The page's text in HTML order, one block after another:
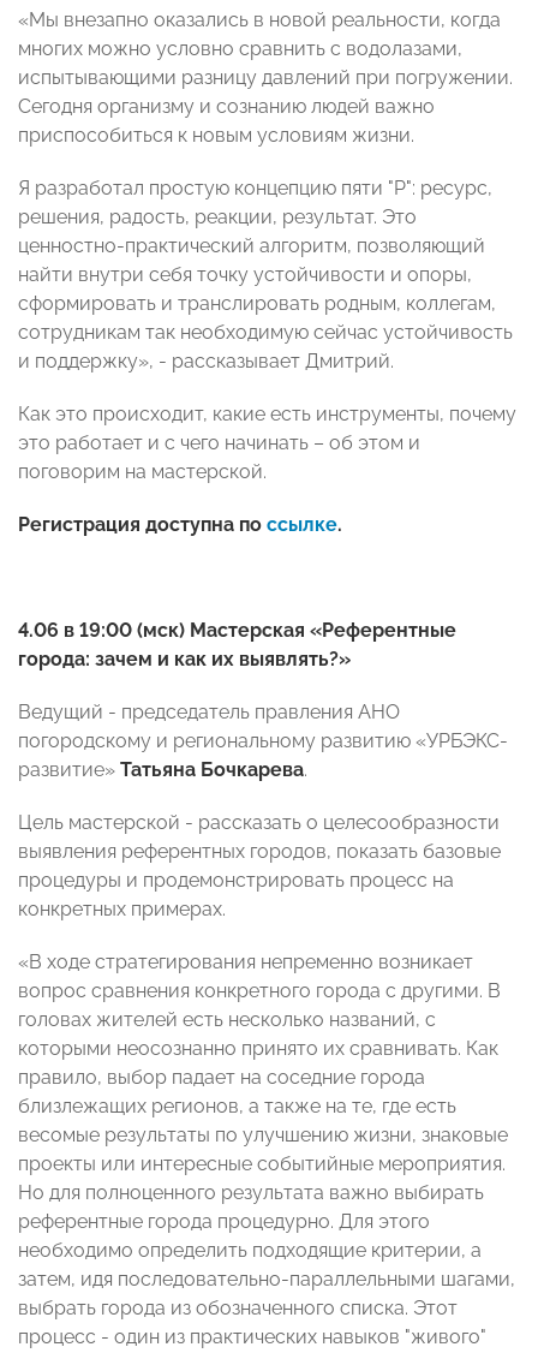
«Мы внезапно оказались в новой реальности, когда
многих можно условно сравнить с водолазами,
испытывающими разницу давлений при погружении.
Сегодня организму и сознанию людей важно
приспособиться к новым условиям жизни.
Я разработал простую концепцию пяти "Р": ресурс,
решения, радость, реакции, результат. Это
ценностно-практический алгоритм, позволяющий
найти внутри себя точку устойчивости и опоры,
сформировать и транслировать родным, коллегам,
сотрудникам так необходимую сейчас устойчивость
и поддержку», - рассказывает Дмитрий.
Как это происходит, какие есть инструменты, почему
это работает и с чего начинать – об этом и
поговорим на мастерской.
Регистрация доступна по ссылке.
4.06 в 19:00 (мск) Мастерская «Референтные
города: зачем и как их выявлять?»
Ведущий - председатель правления АНО
погородскому и региональному развитию «УРБЭКС-
развитие» Татьяна Бочкарева.
Цель мастерской - рассказать о целесообразности
выявления референтных городов, показать базовые
процедуры и продемонстрировать процесс на
конкретных примерах.
«В ходе стратегирования непременно возникает
вопрос сравнения конкретного города с другими. В
головах жителей есть несколько названий, с
которыми неосознанно принято их сравнивать. Как
правило, выбор падает на соседние города
близлежащих регионов, а также на те, где есть
весомые результаты по улучшению жизни, знаковые
проекты или интересные событийные мероприятия.
Но для полноценного результата важно выбирать
референтные города процедурно. Для этого
необходимо определить подходящие критерии, а
затем, идя последовательно-параллельными шагами,
выбрать города из обозначенного списка. Этот
процесс - один из практических навыков "живого"